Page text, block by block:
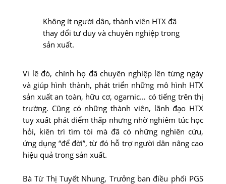
Không ít người dân, thành viên HTX đã
thay đổi tư duy và chuyên nghiệp trong
sản xuất.
Vì lẽ đó, chính họ đã chuyên nghiệp lên từng ngày
và giúp hình thành, phát triển những mô hình HTX
sản xuất an toàn, hữu cơ, ogarnic… có tiếng trên thị
trường. Cũng có những thành viên, lãnh đạo HTX
tuy xuất phát điểm thấp nhưng nhờ nghiêm túc học
hỏi, kiên trì tìm tòi mà đã có những nghiên cứu,
ứng dụng “để đời”, từ đó hỗ trợ người dân nâng cao
hiệu quả trong sản xuất.
Bà Từ Thị Tuyết Nhung, Trưởng ban điều phối PGS